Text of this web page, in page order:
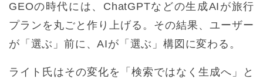
GEOの時代には、ChatGPTなどの生成AIが旅行
プランを丸ごと作り上げる。その結果、ユーザー
が「選ぶ」前に、AIが「選ぶ」構図に変わる。
ライト氏はその変化を「検索ではなく生成へ」と